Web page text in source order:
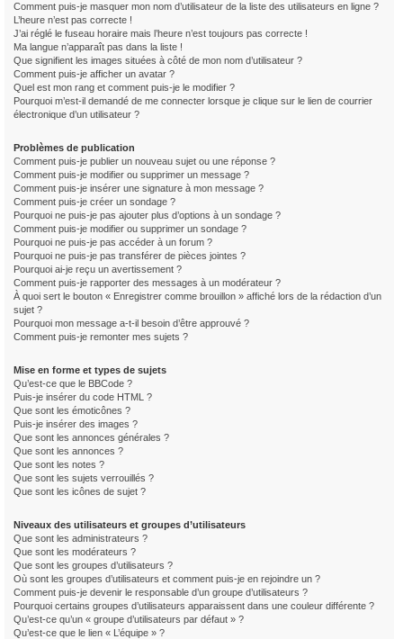
Comment puis-je masquer mon nom d’utilisateur de la liste des utilisateurs en ligne ?
L’heure n’est pas correcte !
J’ai réglé le fuseau horaire mais l’heure n’est toujours pas correcte !
Ma langue n’apparaît pas dans la liste !
Que signifient les images situées à côté de mon nom d’utilisateur ?
Comment puis-je afficher un avatar ?
Quel est mon rang et comment puis-je le modifier ?
Pourquoi m’est-il demandé de me connecter lorsque je clique sur le lien de courrier
électronique d’un utilisateur ?
Problèmes de publication
Comment puis-je publier un nouveau sujet ou une réponse ?
Comment puis-je modifier ou supprimer un message ?
Comment puis-je insérer une signature à mon message ?
Comment puis-je créer un sondage ?
Pourquoi ne puis-je pas ajouter plus d’options à un sondage ?
Comment puis-je modifier ou supprimer un sondage ?
Pourquoi ne puis-je pas accéder à un forum ?
Pourquoi ne puis-je pas transférer de pièces jointes ?
Pourquoi ai-je reçu un avertissement ?
Comment puis-je rapporter des messages à un modérateur ?
À quoi sert le bouton « Enregistrer comme brouillon » affiché lors de la rédaction d’un
sujet ?
Pourquoi mon message a-t-il besoin d’être approuvé ?
Comment puis-je remonter mes sujets ?
Mise en forme et types de sujets
Qu’est-ce que le BBCode ?
Puis-je insérer du code HTML ?
Que sont les émoticônes ?
Puis-je insérer des images ?
Que sont les annonces générales ?
Que sont les annonces ?
Que sont les notes ?
Que sont les sujets verrouillés ?
Que sont les icônes de sujet ?
Niveaux des utilisateurs et groupes d’utilisateurs
Que sont les administrateurs ?
Que sont les modérateurs ?
Que sont les groupes d’utilisateurs ?
Où sont les groupes d’utilisateurs et comment puis-je en rejoindre un ?
Comment puis-je devenir le responsable d’un groupe d’utilisateurs ?
Pourquoi certains groupes d’utilisateurs apparaissent dans une couleur différente ?
Qu’est-ce qu’un « groupe d’utilisateurs par défaut » ?
Qu’est-ce que le lien « L’équipe » ?